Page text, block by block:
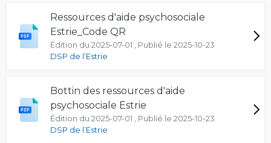
Ressources d'aide psychosociale
Estrie_Code QR
Édition du 2025-07-01 , Publié le 2025-10-23
DSP de l’Estrie
Bottin des ressources d'aide
psychosociale Estrie
Édition du 2025-07-01 , Publié le 2025-10-23
DSP de l’Estrie